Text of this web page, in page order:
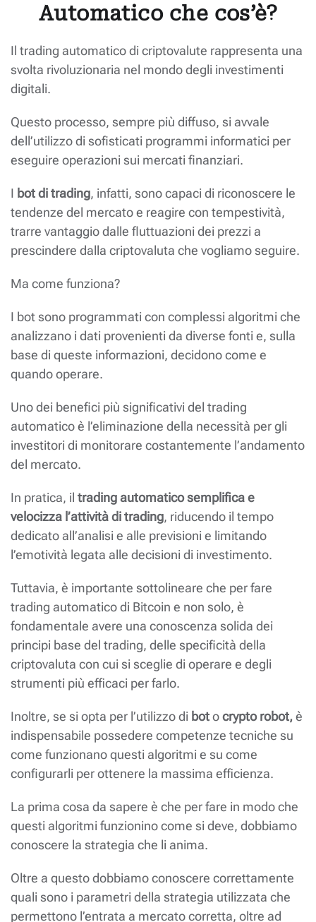
Automatico che cos’è?
Il trading automatico di criptovalute rappresenta una
svolta rivoluzionaria nel mondo degli investimenti
digitali.
Questo processo, sempre più diffuso, si avvale
dell’utilizzo di sofisticati programmi informatici per
eseguire operazioni sui mercati finanziari.
I bot di trading, infatti, sono capaci di riconoscere le
tendenze del mercato e reagire con tempestività,
trarre vantaggio dalle fluttuazioni dei prezzi a
prescindere dalla criptovaluta che vogliamo seguire.
Ma come funziona?
I bot sono programmati con complessi algoritmi che
analizzano i dati provenienti da diverse fonti e, sulla
base di queste informazioni, decidono come e
quando operare.
Uno dei benefici più significativi del trading
automatico è l’eliminazione della necessità per gli
investitori di monitorare costantemente l’andamento
del mercato.
In pratica, il trading automatico semplifica e
velocizza l’attività di trading, riducendo il tempo
dedicato all’analisi e alle previsioni e limitando
l’emotività legata alle decisioni di investimento.
Tuttavia, è importante sottolineare che per fare
trading automatico di Bitcoin e non solo, è
fondamentale avere una conoscenza solida dei
principi base del trading, delle specificità della
criptovaluta con cui si sceglie di operare e degli
strumenti più efficaci per farlo.
Inoltre, se si opta per l’utilizzo di botocrypto robot,è
indispensabile possedere competenze tecniche su
come funzionano questi algoritmi e su come
configurarli per ottenere la massima efficienza.
La prima cosa da sapere è che per fare in modo che
questi algoritmi funzionino come si deve, dobbiamo
conoscere la strategia che li anima.
Oltre a questo dobbiamo conoscere correttamente
quali sono i parametri della strategia utilizzata che
permettono l’entrata a mercato corretta, oltre ad